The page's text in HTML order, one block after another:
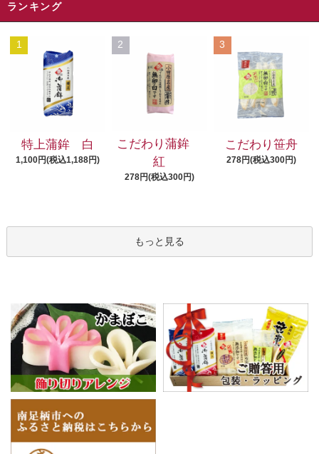
ランキング
1
特上蒲鉾 白
1,100円(税込1,188円)
2
こだわり蒲鉾
紅
278円(税込300円)
3
こだわり笹舟
278円(税込300円)
もっと見る